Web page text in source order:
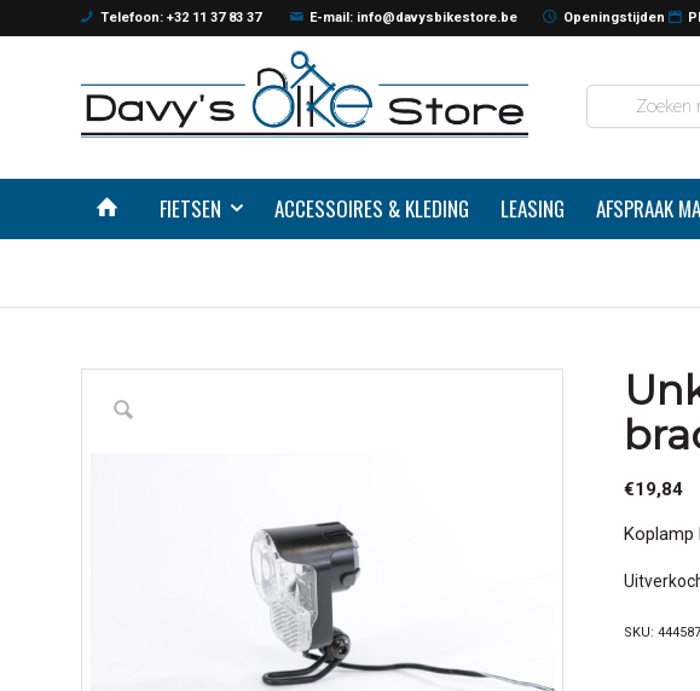
Telefoon: +32 11 37 83 37 E-mail: info@davysbikestore.be Openingstijden
FIETSEN ACCESSOIRES & KLEDING LEASING AFSPRAAK
€19,84
SKU: